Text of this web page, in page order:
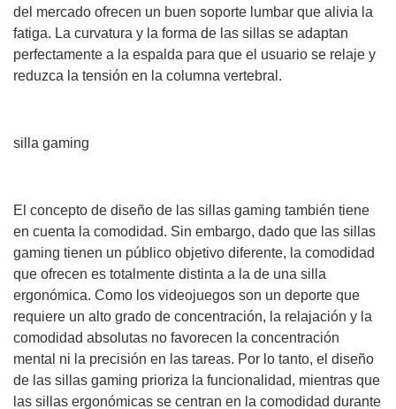
del mercado ofrecen un buen soporte lumbar que alivia la
fatiga. La curvatura y la forma de las sillas se adaptan
perfectamente a la espalda para que el usuario se relaje y
reduzca la tensión en la columna vertebral.
silla gaming
El concepto de diseño de las sillas gaming también tiene
en cuenta la comodidad. Sin embargo, dado que las sillas
gaming tienen un público objetivo diferente, la comodidad
que ofrecen es totalmente distinta a la de una silla
ergonómica. Como los videojuegos son un deporte que
requiere un alto grado de concentración, la relajación y la
comodidad absolutas no favorecen la concentración
mental ni la precisión en las tareas. Por lo tanto, el diseño
de las sillas gaming prioriza la funcionalidad, mientras que
las sillas ergonómicas se centran en la comodidad durante